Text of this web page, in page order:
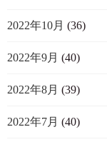
2022年10月 (36)
2022年9月 (40)
2022年8月 (39)
2022年7月 (40)